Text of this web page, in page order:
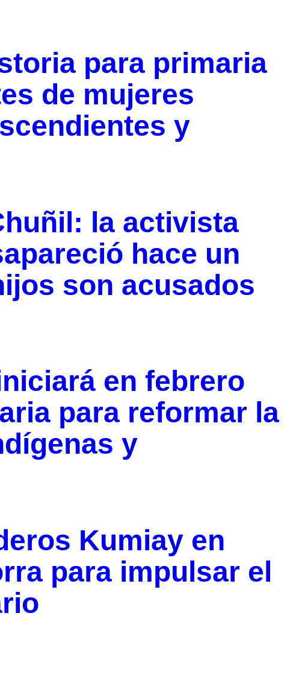
para primaria
de mujeres
y
la activista
hace un
son acusados
en febrero
para reformar la
y
Kumiay en
para impulsar el